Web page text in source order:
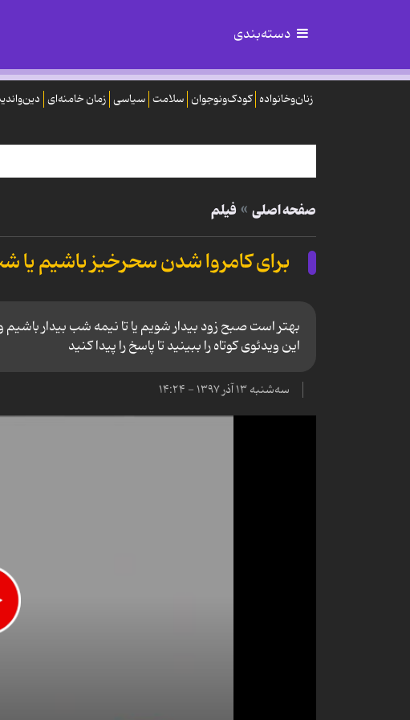
دسته‌بندی
زنان‌وخانواده کودک‌ونوجوان سلامت سیاسی زمان خامنه‌ای
صفحه اصلی فیلم
برای کامروا شدن سحرخیز باشیم یا
بهتر است صبح زود بیدار شویم یا تا نیمه شب بیدار باشیم و
این ویدئوی کوتاه را ببینید تا پاسخ را پیدا کنید
سه‌شنبه ۱۳ آذر ۱۳۹۷ - ۱۴:۲۴